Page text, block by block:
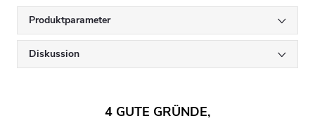
Produktparameter
Diskussion
4 GUTE GRÜNDE,